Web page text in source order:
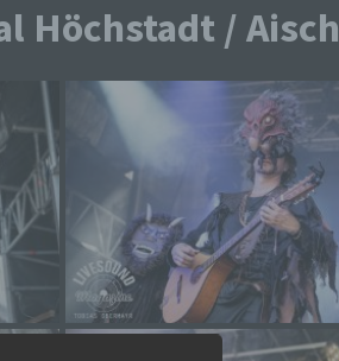
Höchstadt / Aisch